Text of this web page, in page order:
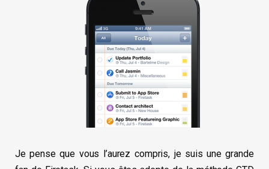
Je pense que vous l’aurez compris, je suis une grande